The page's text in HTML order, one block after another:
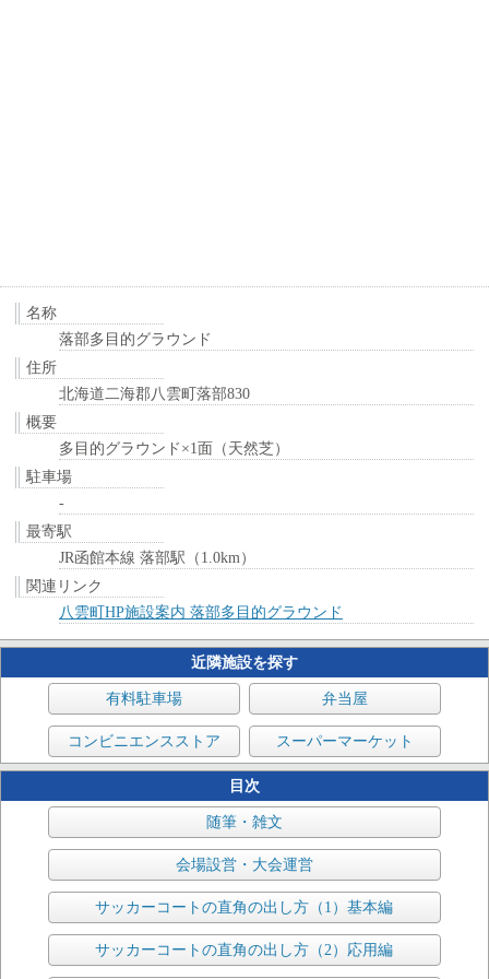
名称
落部多目的グラウンド
住所
北海道二海郡八雲町落部830
概要
多目的グラウンド×1面（天然芝）
駐車場
-
最寄駅
JR函館本線 落部駅（1.0km）
関連リンク
八雲町HP施設案内 落部多目的グラウンド
近隣施設を探す
有料駐車場 弁当屋
コンビニエンスストア スーパーマーケット
目次
随筆・雑文
会場設営・大会運営
サッカーコートの直角の出し方（1）基本編
サッカーコートの直角の出し方（2）応用編